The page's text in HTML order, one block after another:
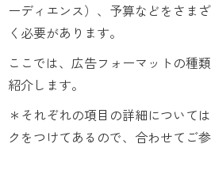
ーディエンス）、予算などをさま
く必要があります。
ここでは、広告フォーマットの種
紹介します。
＊それぞれの項目の詳細について
クをつけてあるので、合わせてご参